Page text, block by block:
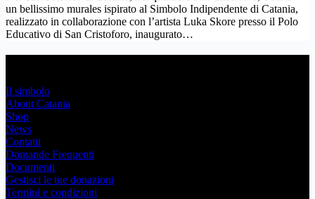
un bellissimo murales ispirato al Simbolo Indipendente di Catania,
realizzato in collaborazione con l’artista Luka Skore presso il Polo
Educativo di San Cristoforo, inaugurato…
Il simbolo
About Catania
Shop
News
Contatti
Domande Frequenti
Documenti
Gestisci le tue donazioni
Termini e condizioni